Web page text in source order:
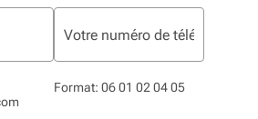
Format: 06 01 02 04 05